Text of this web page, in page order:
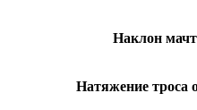
Наклон
Натяжение троса